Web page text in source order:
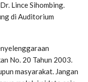
Lince Sihombing.
di Auditorium
No. 20 Tahun 2003.
masyarakat. Jangan